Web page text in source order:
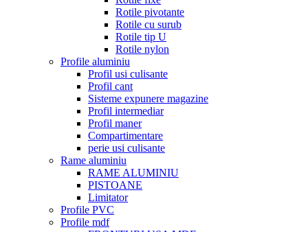
Rotile pivotante
Rotile cu surub
Rotile tip U
Rotile nylon
Profile aluminiu
Profil usi culisante
Profil cant
Sisteme expunere magazine
Profil intermediar
Profil maner
Compartimentare
perie usi culisante
Rame aluminiu
RAME ALUMINIU
PISTOANE
Limitator
Profile PVC
Profile mdf